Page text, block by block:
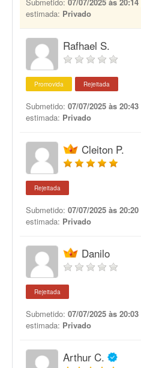
estimada: Privado
Rafhael S.
Promovida Rejeitada
Submetido: 07/07/2025 às 20:43
estimada: Privado
Cleiton P.
Rejeitada
Submetido: 07/07/2025 às 20:20
estimada: Privado
Danilo
Rejeitada
Submetido: 07/07/2025 às 20:03
estimada: Privado
Arthur C.